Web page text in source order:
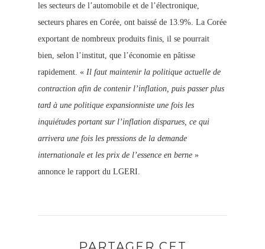
les secteurs de l’automobile et de l’électronique,
secteurs phares en Corée, ont baissé de 13.9%. La Corée
exportant de nombreux produits finis, il se pourrait
bien, selon l’institut, que l’économie en pâtisse
rapidement. « Il faut maintenir la politique actuelle de
contraction afin de contenir l’inflation, puis passer plus
tard à une politique expansionniste une fois les
inquiétudes portant sur l’inflation disparues, ce qui
arrivera une fois les pressions de la demande
internationale et les prix de l’essence en berne »
annonce le rapport du LGERI.